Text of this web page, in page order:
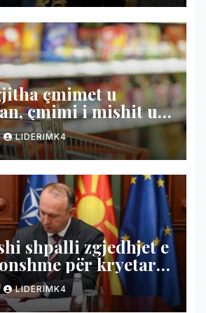
çmimet u
çmimi i mishit u
LIDERIMK4
shpalli zgjedhjet e
për kryetar
së Bërvenicës, do
më 18 tetor
LIDERIMK4